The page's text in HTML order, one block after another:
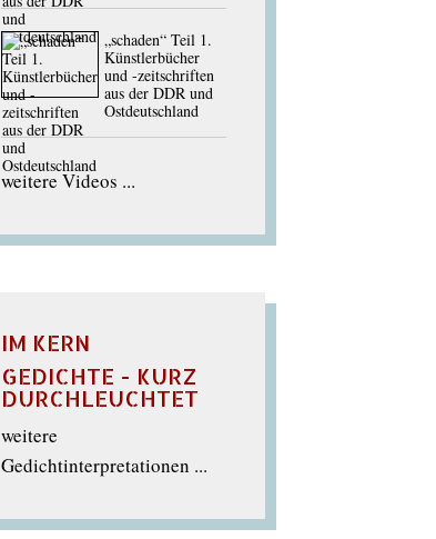
„schaden“ Teil 1.
Künstlerbücher
und -zeitschriften
aus der DDR und
Ostdeutschland
weitere Videos ...
IM KERN
GEDICHTE - KURZ
DURCHLEUCHTET
weitere
Gedichtinterpretationen ...